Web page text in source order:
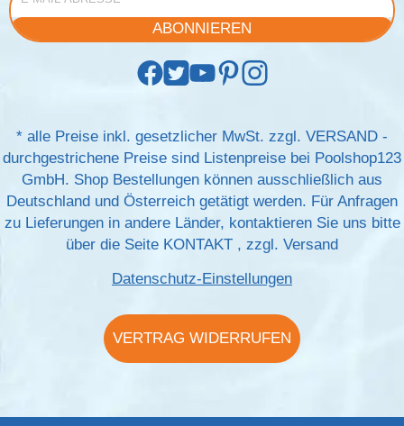
ABONNIEREN
* alle Preise inkl. gesetzlicher MwSt. zzgl. VERSAND -
durchgestrichene Preise sind Listenpreise bei Poolshop123
GmbH. Shop Bestellungen können ausschließlich aus
Deutschland und Österreich getätigt werden. Für Anfragen
zu Lieferungen in andere Länder, kontaktieren Sie uns bitte
über die Seite KONTAKT , zzgl. Versand
Datenschutz-Einstellungen
VERTRAG WIDERRUFEN